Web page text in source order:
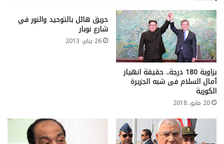
بزاوية 180 درجة.. حقيقة انهيار
آمال السلام فى شبه الجزيرة
الكورية
20 مايو، 2018
حريق هائل بالتوحيد والنور في
شارع نوبار
26 يناير، 2013